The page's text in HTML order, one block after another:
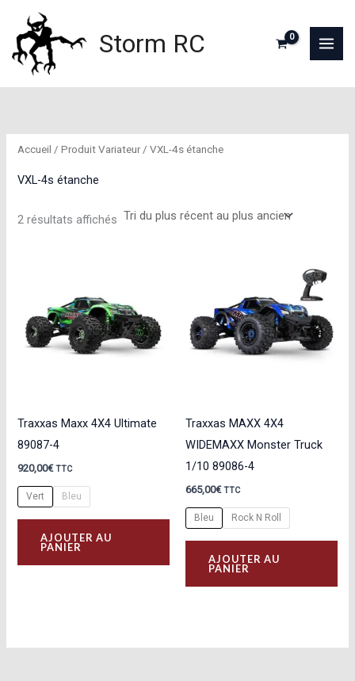
contenu
Storm RC
Accueil / Produit Variateur / VXL-4s étanche
VXL-4s étanche
2 résultats affichés Trié
Traxxas Maxx 4X4 Ultimate
89087-4
920,00€ TTC
Vert Bleu
AJOUTER AU
PANIER
Ce
produit
a
plusieurs
options
Traxxas MAXX 4X4
WIDEMAXX Monster Truck
1/10 89086-4
665,00€ TTC
Bleu Rock N Roll
AJOUTER AU
PANIER
Ce
a
Les